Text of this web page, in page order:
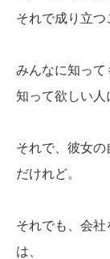
それで成り立
みんなに知って
知って欲しい人
それで、彼女
だけれど。
それでも、会
は、